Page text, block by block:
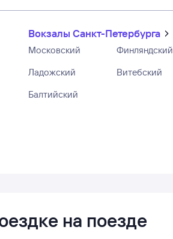
Вокзалы Санкт-Петербурга
Московский
Финляндский
Ладожский
Витебский
Балтийский
на поезде